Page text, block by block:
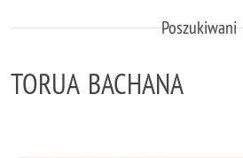
Poszukiwani
TORUA BACHANA